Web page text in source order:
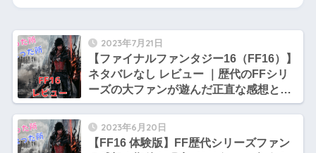
2023年7月21日
【ファイナルファンタジー16（FF16）】
ネタバレなし レビュー ｜歴代のFFシリ
ーズの大ファンが遊んだ正直な感想と評
価｜
2023年6月20日
【FF16 体験版】FF歴代シリーズファン